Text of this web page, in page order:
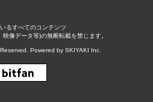
るすべてのコンテンツ
像データ等)の無断転載を禁じます。
Powered by SKIYAKI Inc.